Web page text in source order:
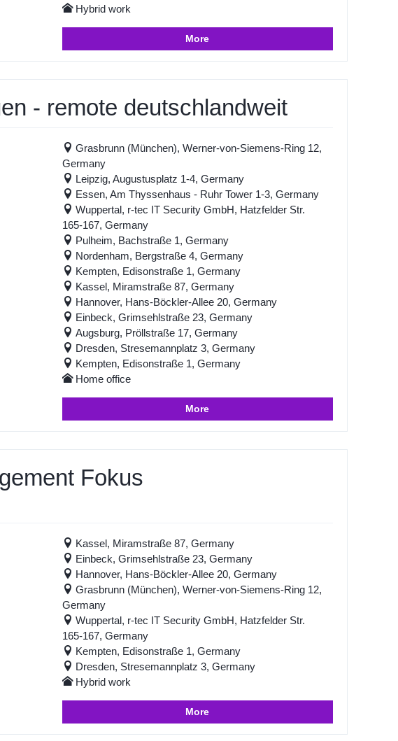
Hybrid work
More
- remote deutschlandweit
Grasbrunn (München), Werner-von-Siemens-Ring 12,
Germany
Leipzig, Augustusplatz 1-4, Germany
Essen, Am Thyssenhaus - Ruhr Tower 1-3, Germany
Wuppertal, r-tec IT Security GmbH, Hatzfelder Str.
165-167, Germany
Pulheim, Bachstraße 1, Germany
Nordenham, Bergstraße 4, Germany
Kempten, Edisonstraße 1, Germany
Kassel, Miramstraße 87, Germany
Hannover, Hans-Böckler-Allee 20, Germany
Einbeck, Grimsehlstraße 23, Germany
Augsburg, Pröllstraße 17, Germany
Dresden, Stresemannplatz 3, Germany
Kempten, Edisonstraße 1, Germany
Home office
More
Fokus
Kassel, Miramstraße 87, Germany
Einbeck, Grimsehlstraße 23, Germany
Hannover, Hans-Böckler-Allee 20, Germany
Grasbrunn (München), Werner-von-Siemens-Ring 12,
Germany
Wuppertal, r-tec IT Security GmbH, Hatzfelder Str.
165-167, Germany
Kempten, Edisonstraße 1, Germany
Dresden, Stresemannplatz 3, Germany
Hybrid work
More